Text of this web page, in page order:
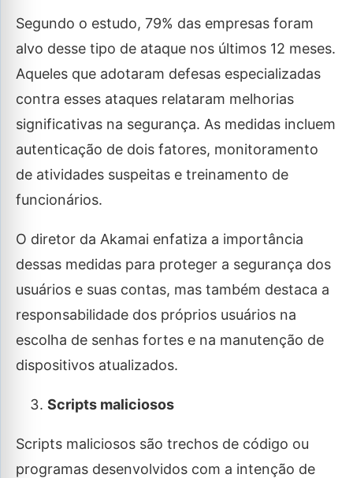
Segundo o estudo, 79% das empresas foram
alvo desse tipo de ataque nos últimos 12 meses.
Aqueles que adotaram defesas especializadas
contra esses ataques relataram melhorias
significativas na segurança. As medidas incluem
autenticação de dois fatores, monitoramento
de atividades suspeitas e treinamento de
funcionários.
O diretor da Akamai enfatiza a importância
dessas medidas para proteger a segurança dos
usuários e suas contas, mas também destaca a
responsabilidade dos próprios usuários na
escolha de senhas fortes e na manutenção de
dispositivos atualizados.
Scripts maliciosos
Scripts maliciosos são trechos de código ou
programas desenvolvidos com a intenção de